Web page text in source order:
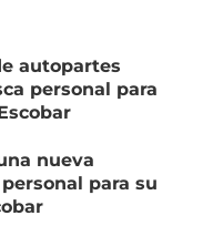
autopartes
personal para
nueva
para su